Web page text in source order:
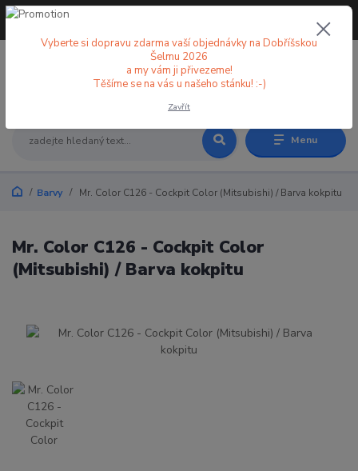
Menu
+420 773 998 582
Barvy Mr. Color C126 - Cockpit Color (Mitsubishi) / Barva kokpitu
Mr. Color C126 - Cockpit Color
(Mitsubishi) / Barva kokpitu
Vyberte si dopravu zdarma vaší objednávky na Dobříšskou
Šelmu 2026
a my vám ji přivezeme!
Těšíme se na vás u našeho stánku! :-)
Zavřít